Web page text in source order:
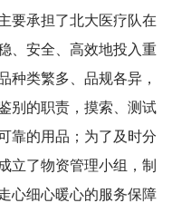
要承担了北大医疗队在
、安全、高效地投入重
种类繁多、品规各异，
别的职责，摸索、测试
靠的用品；为了及时分
立了物资管理小组，制
心细心暖心的服务保障